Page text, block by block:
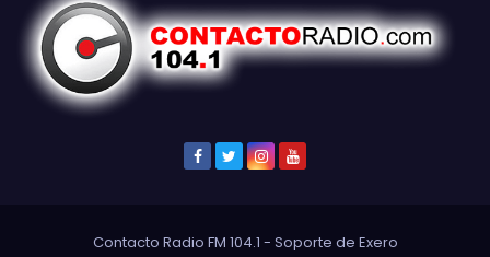
Contacto Radio FM 104.1 - Soporte de Exero